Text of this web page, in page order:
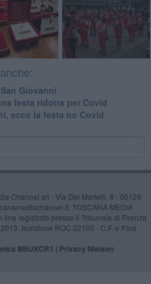
Giovanni
festa ridotta per Covid
ecco la festa no Covid
Channel srl - Via Dei Martelli, 8 - 50129
TOSCANA MEDIA
line registrato presso il Tribunale di Firenze
Iscrizione ROC 22105 - C.F. e P.Iva
M5UXCR1 | Privacy Nielsen